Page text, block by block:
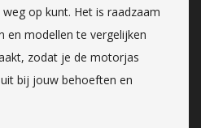
op kunt. Het is raadzaam
en modellen te vergelijken
zodat je de motorjas
bij jouw behoeften en